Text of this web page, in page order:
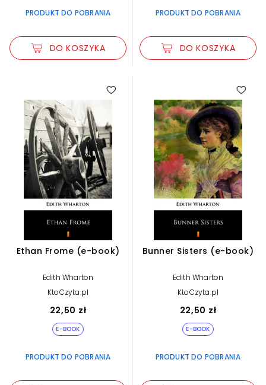
PRODUKT DO POBRANIA
DO KOSZYKA
PRODUKT DO POBRANIA
DO KOSZYKA
Ethan Frome (e-book)
Edith Wharton
KtoCzyta.pl
22,50 zł
E-BOOK
PRODUKT DO POBRANIA
Bunner Sisters (e-book)
Edith Wharton
KtoCzyta.pl
22,50 zł
E-BOOK
PRODUKT DO POBRANIA